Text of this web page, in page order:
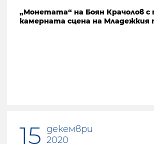
„Монетата“ на Боян Крачолов с
камерната сцена на
15 декември
2020